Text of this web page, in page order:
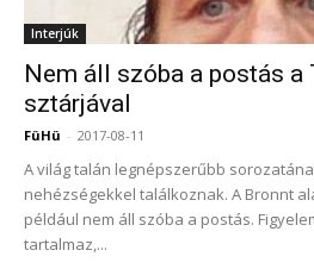
Interjúk
Nem áll szóba a postás a
sztárjával
FüHü - 2017-08-11
A világ talán legnépszerűbb
nehézségekkel találkoznak. A Bronnt
például nem áll szóba a postás.
tartalmaz,...